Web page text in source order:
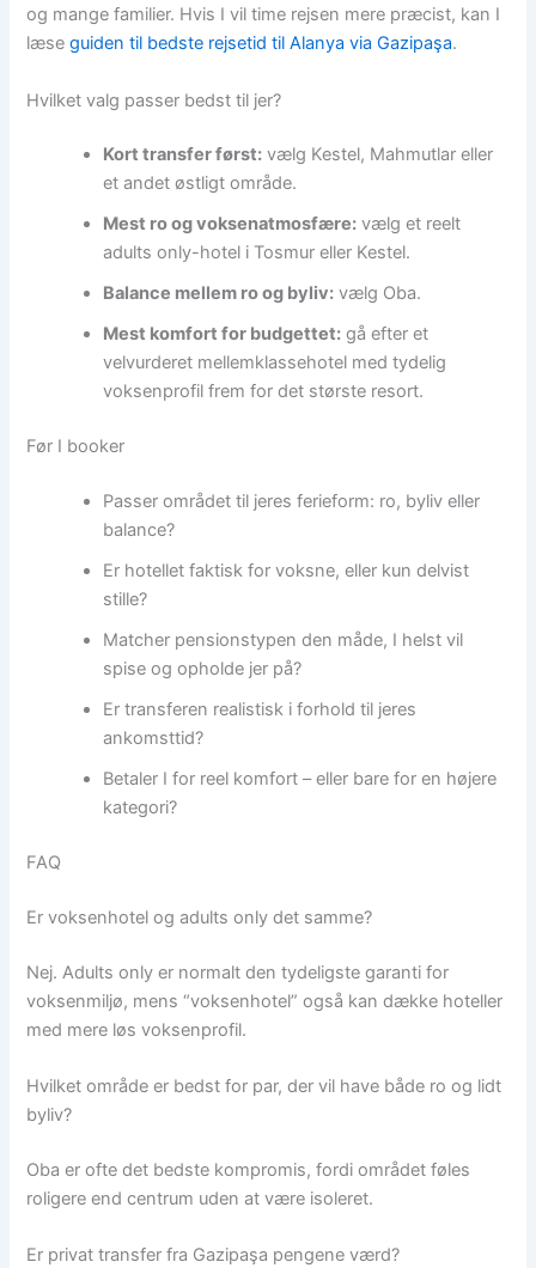
og mange familier. Hvis I vil time rejsen mere præcist, kan I
læseguiden til bedste rejsetid til Alanya via Gazipaşa.
Hvilket valg passer bedst til jer?
Kort transfer først: vælg Kestel, Mahmutlar eller
et andet østligt område.
Mest ro og voksenatmosfære: vælg et reelt
adults only-hotel i Tosmur eller Kestel.
Balance mellem ro og byliv: vælg Oba.
Mest komfort for budgettet: gå efter et
velvurderet mellemklassehotel med tydelig
voksenprofil frem for det største resort.
Før I booker
Passer området til jeres ferieform: ro, byliv eller
balance?
Er hotellet faktisk for voksne, eller kun delvist
stille?
Matcher pensionstypen den måde, I helst vil
spise og opholde jer på?
Er transferen realistisk i forhold til jeres
ankomsttid?
Betaler I for reel komfort – eller bare for en højere
kategori?
FAQ
Er voksenhotel og adults only det samme?
Nej. Adults only er normalt den tydeligste garanti for
voksenmiljø, mens “voksenhotel” også kan dække hoteller
med mere løs voksenprofil.
Hvilket område er bedst for par, der vil have både ro og lidt
byliv?
Oba er ofte det bedste kompromis, fordi området føles
roligere end centrum uden at være isoleret.
Er privat transfer fra Gazipaşa pengene værd?